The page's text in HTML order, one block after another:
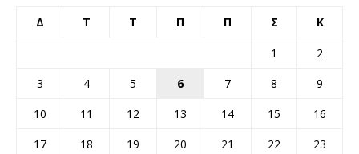
Δ Τ Τ Π Π Σ Κ
1
2
3
4 5 6 7 8
9
10
11 12 13 14 15
16
17
18 19 20 21 22
23